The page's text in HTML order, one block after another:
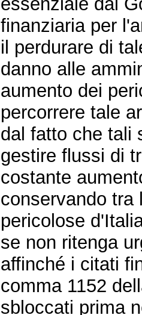
finanziaria per
il perdurare di
danno alle
aumento dei
percorrere tale
dal fatto che tali
gestire flussi di
costante
conservando tra
pericolose
se non ritenga
affinché i citati
comma 1152
sbloccati prima